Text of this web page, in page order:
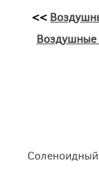
<<
Воздушные